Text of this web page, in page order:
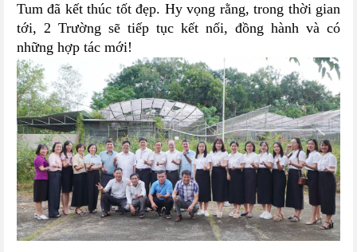
Tum đã kết thúc tốt đẹp. Hy vọng rằng, trong thời gian
tới, 2 Trường sẽ tiếp tục kết nối, đồng hành và có
những hợp tác mới!